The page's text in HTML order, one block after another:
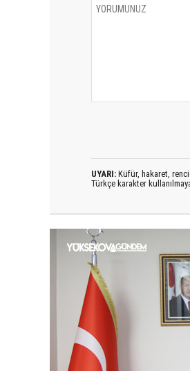
UYARI: Küfür, hakaret,
Türkçe karakter